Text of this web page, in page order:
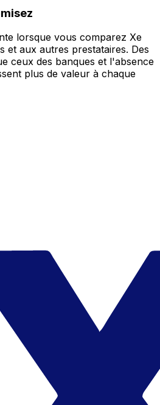
lorsque vous comparez Xe
et aux autres prestataires. Des
ceux des banques et l'absence
plus de valeur à chaque